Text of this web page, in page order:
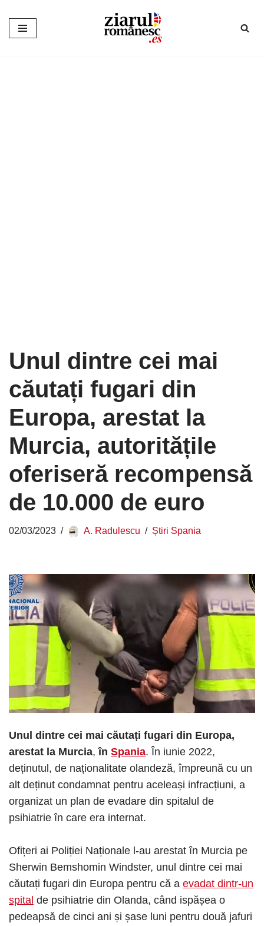
Sari
Unul dintre cei mai
căutați fugari din
Europa, arestat la
Murcia, autoritățile
oferiseră recompensă
de 10.000 de euro
02/03/2023 A. Radulescu Știri Spania
Unul dintre cei mai căutați fugari din Europa,
arestat la Murcia, în Spania. În iunie 2022,
deținutul, de naționalitate olandeză, împreună cu un
alt deținut condamnat pentru aceleași infracțiuni, a
organizat un plan de evadare din spitalul de
psihiatrie în care era internat.
Ofițeri ai Poliției Naționale l-au arestat în Murcia pe
Sherwin Bemshomin Windster, unul dintre cei mai
căutați fugari din Europa pentru că a evadat dintr-un
spital de psihiatrie din Olanda, când ispășea o
pedeapsă de cinci ani și șase luni pentru două jafuri